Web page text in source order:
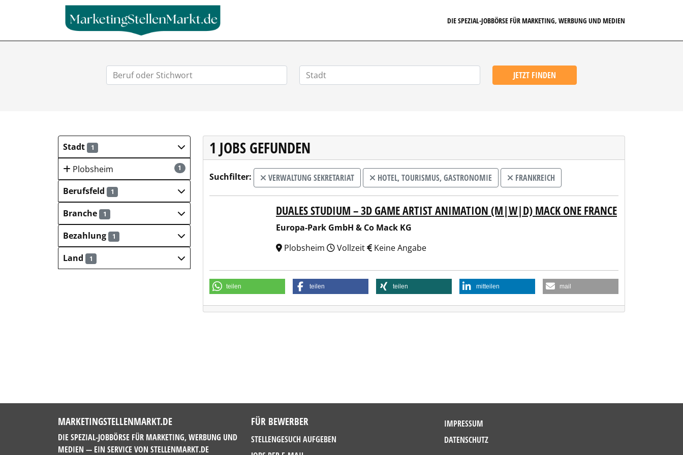
DIE SPEZIAL-JOBBÖRSE FÜR MARKETING, WERBUNG UND MEDIEN
JETZT FINDEN
Stadt 1
1
Plobsheim
Berufsfeld
1
Branche 1
Bezahlung 1
Land 1
1 JOBS GEFUNDEN
Suchfilter: VERWALTUNG SEKRETARIAT HOTEL, TOURISMUS, GASTRONOMIE FRANKREICH
Europa-Park GmbH & Co Mack KGDUALES STUDIUM – 3D GAME ARTIST ANIMATION (M|W|D) MACK ONE FRANCE
Europa-Park GmbH & Co Mack KG
Plobsheim
Vollzeit Keine Angabe
teilen teilen teilen mitteilen mail
MARKETINGSTELLENMARKT.DE
DIE SPEZIAL-JOBBÖRSE FÜR MARKETING, WERBUNG UND
MEDIEN — EIN SERVICE VON STELLENMARKT.DE
FÜR BEWERBER
STELLENGESUCH AUFGEBEN
IMPRESSUM
DATENSCHUTZ